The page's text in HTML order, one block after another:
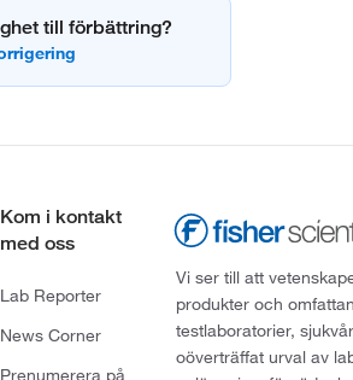
till förbättring?
Kom i kontakt
med oss
Lab Reporter
News Corner
Prenumerera på
Vi ser till att
produkter och
testlaboratorier,
oöverträffat urval av